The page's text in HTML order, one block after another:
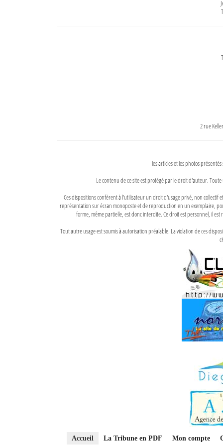
2 rue
les articles et les photos
Le contenu de ce site est protégé par le droit d'auteur.
Ces dispositions confèrent à l'utilisateur un droit d'usage privé, non
représentation sur écran monoposte et de reproduction en un exemplaire,
forme, même partielle, est donc interdite. Ce droit est personnel, il
Tout autre usage est soumis à autorisation préalable. La violation de ces
Accueil La Tribune en PDF Mon compte